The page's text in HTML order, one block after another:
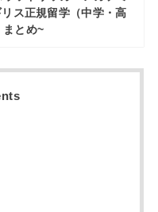
ス正規留学（中学・高
まとめ~